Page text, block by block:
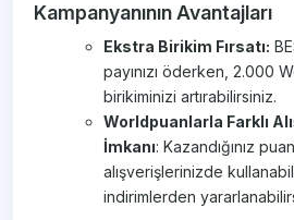
Kampanyanının Avantajları
Ekstra Birikim Fırsatı:
payınızı öderken, 2.000
birikiminizi artırabilirsiniz.
Worldpuanlarla Farklı
İmkanı: Kazandığınız
alışverişlerinizde
indirimlerden